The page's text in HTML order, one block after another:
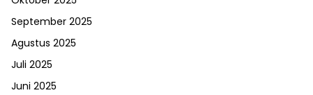
September 2025
Agustus 2025
Juli 2025
Juni 2025